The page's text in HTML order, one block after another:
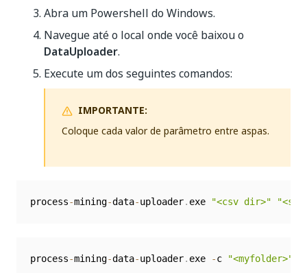
Abra um Powershell do Windows.
Navegue até o local onde você baixou o
DataUploader.
Execute um dos seguintes comandos:
IMPORTANTE:
Coloque cada valor de parâmetro entre aspas.
process-mining-data-uploader. exe "<csv dir>"
process-mining-data-uploader. exe -c "<myfolder>"